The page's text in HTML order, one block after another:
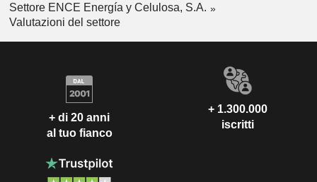
Settore ENCE Energía y Celulosa, S.A.
Valutazioni del settore
+ di 20 anni
al tuo fianco
+ 1.300.000
iscritti